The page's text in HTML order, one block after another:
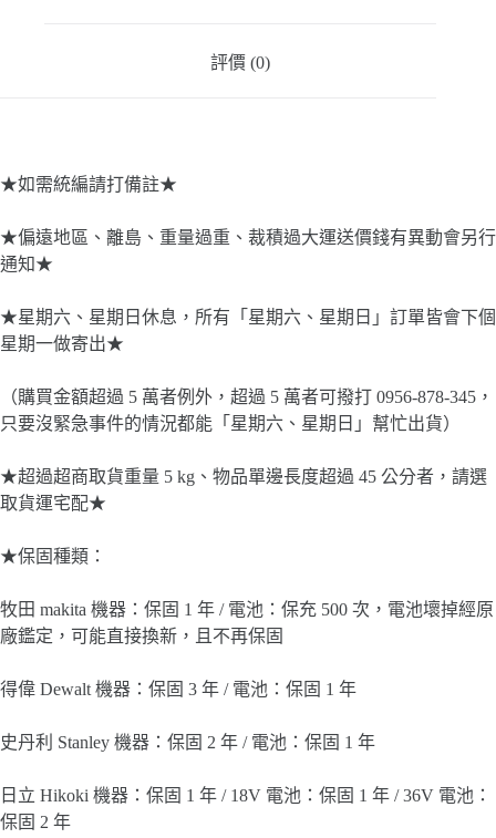
評價 (0)
★如需統編請打備註★
★偏遠地區、離島、重量過重、裁積過大運送價錢有異動會另行
通知★
★星期六、星期日休息，所有「星期六、星期日」訂單皆會下個
星期一做寄出★
（購買金額超過 5 萬者例外，超過 5 萬者可撥打 0956-878-345，
只要沒緊急事件的情況都能「星期六、星期日」幫忙出貨）
★超過超商取貨重量 5 kg、物品單邊長度超過 45 公分者，請選
取貨運宅配★
★保固種類：
牧田 makita 機器：保固 1 年 / 電池：保充 500 次，電池壞掉經原
廠鑑定，可能直接換新，且不再保固
得偉 Dewalt 機器：保固 3 年 / 電池：保固 1 年
史丹利 Stanley 機器：保固 2 年 / 電池：保固 1 年
日立 Hikoki 機器：保固 1 年 / 18V 電池：保固 1 年 / 36V 電池：
保固 2 年